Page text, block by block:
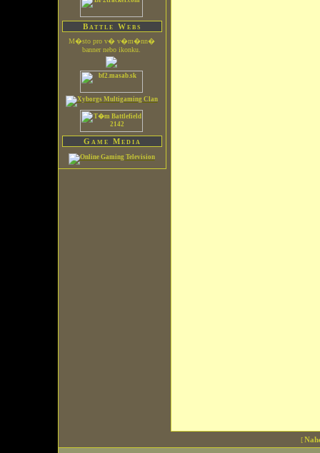
Battle Webs
M�sto pro v� v�m�nn�
banner nebo ikonku.
Game Media
[